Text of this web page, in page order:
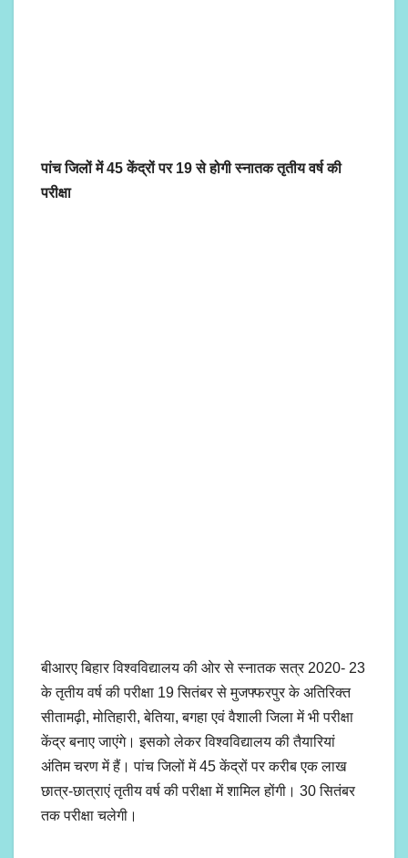
पांच जिलों में 45 केंद्रों पर 19 से होगी स्नातक तृतीय वर्ष की
परीक्षा
बीआरए बिहार विश्वविद्यालय की ओर से स्नातक सत्र 2020- 23
के तृतीय वर्ष की परीक्षा 19 सितंबर से मुजफ्फरपुर के अतिरिक्त
सीतामढ़ी, मोतिहारी, बेतिया, बगहा एवं वैशाली जिला में भी परीक्षा
केंद्र बनाए जाएंगे। इसको लेकर विश्वविद्यालय की तैयारियां
अंतिम चरण में हैं। पांच जिलों में 45 केंद्रों पर करीब एक लाख
छात्र-छात्राएं तृतीय वर्ष की परीक्षा में शामिल होंगी। 30 सितंबर
तक परीक्षा चलेगी।